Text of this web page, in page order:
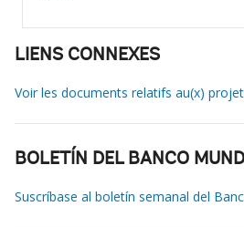
LIENS CONNEXES
Voir les documents relatifs au(x)
BOLETÍN DEL BANCO
Suscríbase al boletín semanal del